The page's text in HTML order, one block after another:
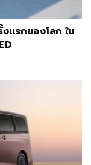
แรกของโลก ใน